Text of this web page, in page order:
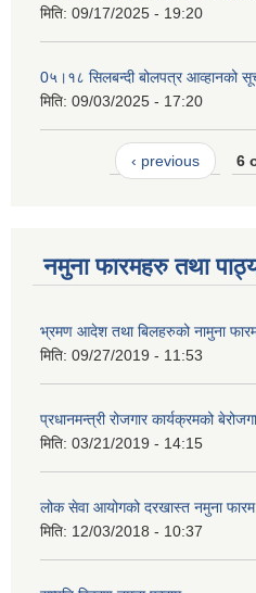
मिति: 09/17/2025 - 19:20
0५।१८ सिलबन्दी बोलपत्र आव्हानको
मिति: 09/03/2025 - 17:20
‹ previous 6
नमुना फारमहरु तथा
भ्रमण आदेश तथा बिलहरुको नामुना
मिति: 09/27/2019 - 11:53
प्रधानमन्त्री रोजगार कार्यक्रमको
मिति: 03/21/2019 - 14:15
लोक सेवा आयोगको दरखास्त नमुना फारम
मिति: 12/03/2018 - 10:37